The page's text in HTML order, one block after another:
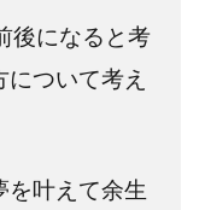
後になると考
ついて考え
を叶えて余生